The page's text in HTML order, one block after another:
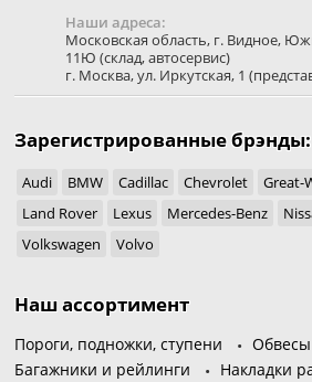
Наши адреса:
Московская область, г. Видное,
11Ю (склад, автосервис)
г. Москва,ул. Иркутская, 1
Зарегистрированные брэнды:
Audi BMW Cadillac Chevrolet Great-
Land Rover
Lexus Mercedes-Benz
Volkswagen
Volvo
Наш ассортимент
Пороги, подножки, ступени Обвесы
Багажники и рейлинги
Накладки